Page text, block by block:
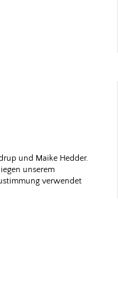
und Maike Hedder.
unserem
verwendet